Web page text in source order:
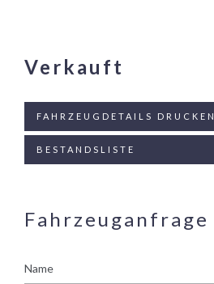
Verkauft
FAHRZEUGDETAILS DRUCKEN
BESTANDSLISTE
Fahrzeuganfrage